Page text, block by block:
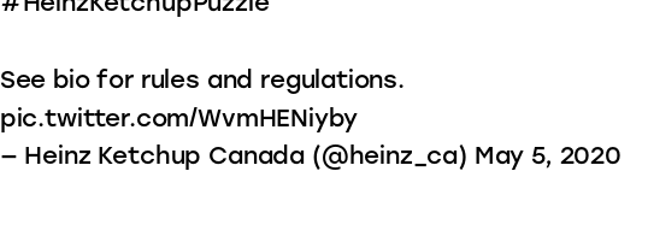
See bio for rules and regulations.
pic.twitter.com/WvmHENiyby
— Heinz Ketchup Canada (@heinz_ca) May 5, 2020